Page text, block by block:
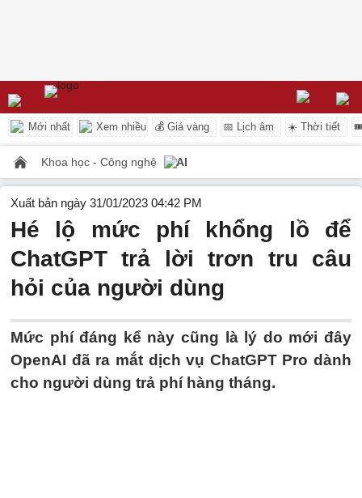
Mới nhất Xem nhiều 💰 Giá vàng 📅 Lịch âm ☀️ Thời tiết
Khoa học - Công nghệ AI
Xuất bản ngày 31/01/2023 04:42 PM
Hé lộ mức phí khổng lồ để
ChatGPT trả lời trơn tru câu
hỏi của người dùng
Mức phí đáng kể này cũng là lý do mới đây
OpenAI đã ra mắt dịch vụ ChatGPT Pro dành
cho người dùng trả phí hàng tháng.